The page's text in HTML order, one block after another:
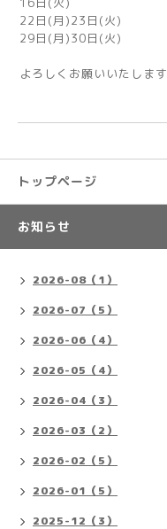
22日(月)23日(火)
29日(月)30日(火)
よろしくお願いいたします
トップページ
お知らせ
2026-08（1）
2026-07（5）
2026-06（4）
2026-05（4）
2026-04（3）
2026-03（2）
2026-02（5）
2026-01（5）
2025-12（3）